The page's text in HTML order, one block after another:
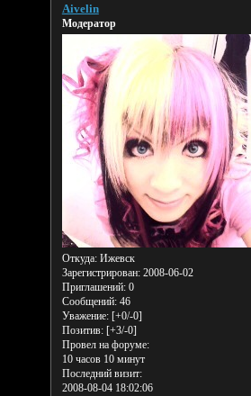
Aivelin
Модератор
Откуда:Ижевск
Зарегистрирован: 2008-06-02
Приглашений:0
Сообщений:46
Уважение: [+0/-0]
Позитив: [+3/-0]
Провел на форуме:
10 часов 10 минут
Последний визит:
2008-08-04 18:02:06